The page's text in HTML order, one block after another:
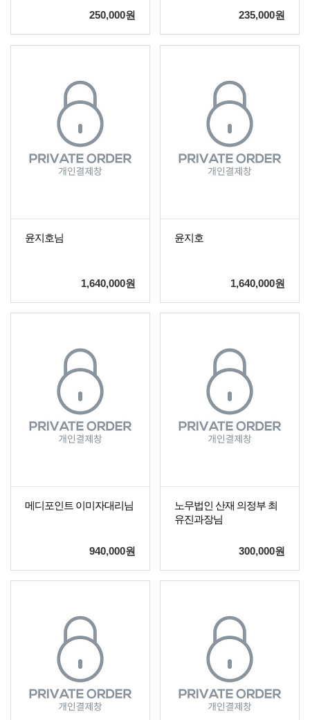
250,000원 235,000원
윤지호님
1,640,000원
윤지호
1,640,000원
메디포인트 이미자대리님
940,000원
노무법인 산재 의정부 최
유진과장님
300,000원